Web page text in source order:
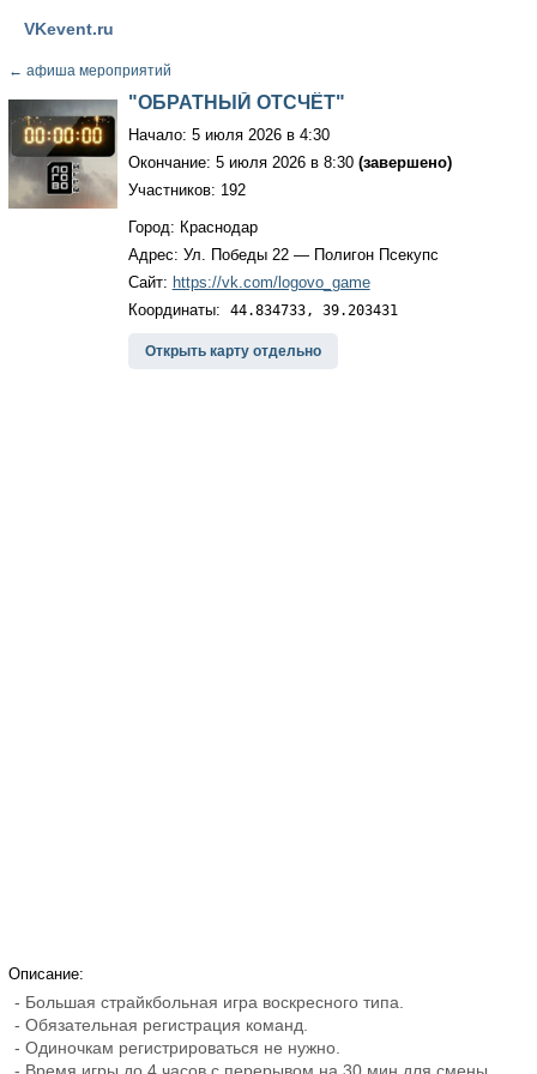
VKevent.ru
← афиша мероприятий
"ОБРАТНЫЙ ОТСЧЁТ"
Начало: 5 июля 2026 в 4:30
Окончание: 5 июля 2026 в 8:30 (завершено)
Участников: 192
Город: Краснодар
Адрес: Ул. Победы 22 — Полигон Псекупс
Сайт: https://vk.com/logovo_game
Координаты: 44.834733, 39.203431
Открыть карту отдельно
Описание:
- Большая страйкбольная игра воскресного типа.
- Обязательная регистрация команд.
- Одиночкам регистрироваться не нужно.